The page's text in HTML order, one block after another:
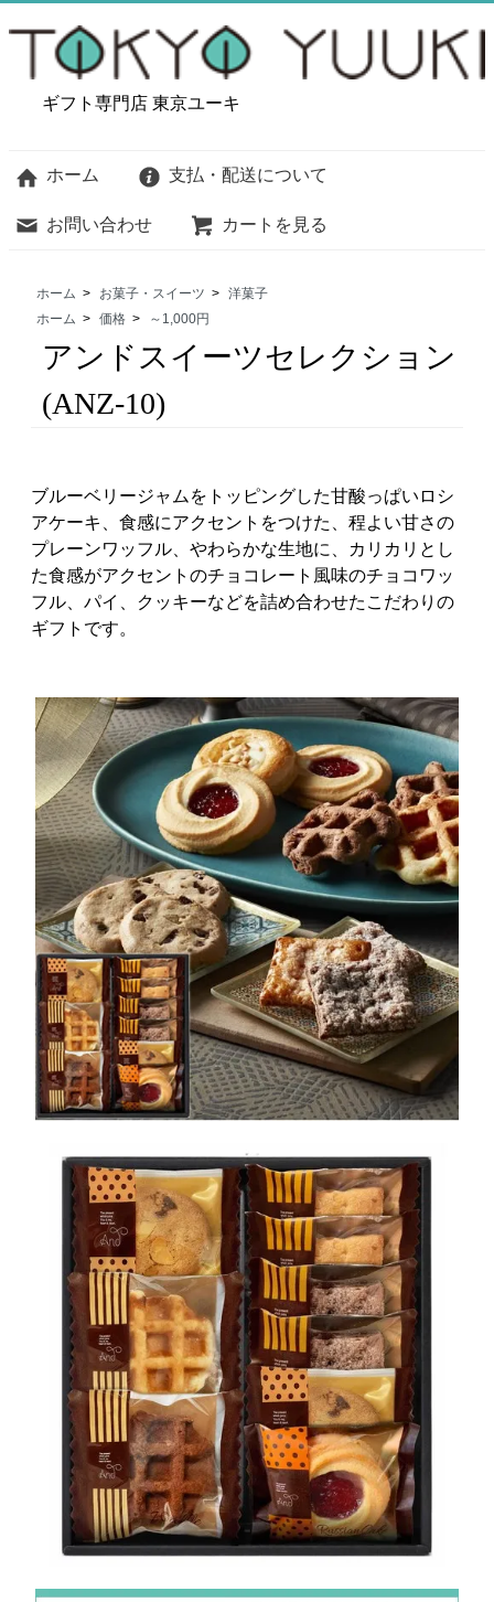
ギフト専門店 東京ユーキ
ホーム 支払・配送について
お問い合わせ カートを見る
ホーム > お菓子・スイーツ > 洋菓子
ホーム > 価格 > ～1,000円
アンドスイーツセレクション
(ANZ-10)
ブルーベリージャムをトッピングした甘酸っぱいロシ
アケーキ、食感にアクセントをつけた、程よい甘さの
プレーンワッフル、やわらかな生地に、カリカリとし
た食感がアクセントのチョコレート風味のチョコワッ
フル、パイ、クッキーなどを詰め合わせたこだわりの
ギフトです。